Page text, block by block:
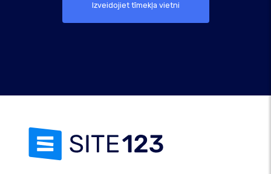
Izveidojiet tīmekļa vietni